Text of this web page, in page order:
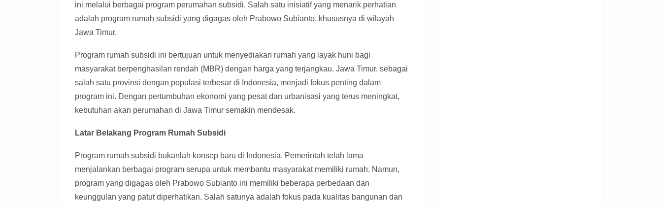
ini melalui berbagai program perumahan subsidi. Salah satu inisiatif yang menarik perhatian
adalah program rumah subsidi yang digagas oleh Prabowo Subianto, khususnya di wilayah
Jawa Timur.
Program rumah subsidi ini bertujuan untuk menyediakan rumah yang layak huni bagi
masyarakat berpenghasilan rendah (MBR) dengan harga yang terjangkau. Jawa Timur, sebagai
salah satu provinsi dengan populasi terbesar di Indonesia, menjadi fokus penting dalam
program ini. Dengan pertumbuhan ekonomi yang pesat dan urbanisasi yang terus meningkat,
kebutuhan akan perumahan di Jawa Timur semakin mendesak.
Latar Belakang Program Rumah Subsidi
Program rumah subsidi bukanlah konsep baru di Indonesia. Pemerintah telah lama
menjalankan berbagai program serupa untuk membantu masyarakat memiliki rumah. Namun,
program yang digagas oleh Prabowo Subianto ini memiliki beberapa perbedaan dan
keunggulan yang patut diperhatikan. Salah satunya adalah fokus pada kualitas bangunan dan